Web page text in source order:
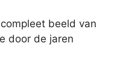
beeld van
door de jaren